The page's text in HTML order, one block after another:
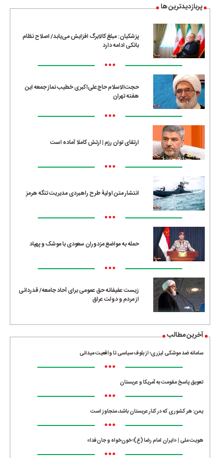
پربازدیدترین ها
پزشکیان: مبلغ کالابرگ افزایش می‌یابد/ اصلاح نظام
بانکی ادامه دارد
•••
حجت‌الاسلام حاج‌علی‌اکبری خطیب نماز جمعه این
هفته تهران
•••
ارتقای توان رزم | ارتش کاملا آماده است
•••
انتشار متن اولیۀ طرح راهبردی مدیریت تنگه هرمز
•••
حمله به مواضع مزدوران سعودی با موشک و پهپاد
•••
زیست عفیفانه حق عمومی برای آحاد جامعه/ قدردانی
از مردم و دولت عراق
آخرین مطالب
سامانه ضد موشکی لیزری؛ از بلوف سیاسی تا واقعیت میدانی
•••
تعویق پاسخ مقومت به آمریکا و عربستان
•••
یمن: هر کشوری که در کنار عربستان باشد، متجاوز است
•••
هویت ملی | «ایران امام رضا (ع)؛ خون‌خواه و جان‌فدا»